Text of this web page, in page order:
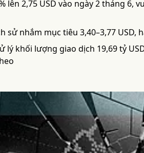
lên 2,75 USD vào ngày 2 tháng
sử nhắm mục tiêu 3,40–3,77 USD,
lý khối lượng giao dịch 19,69 tỷ